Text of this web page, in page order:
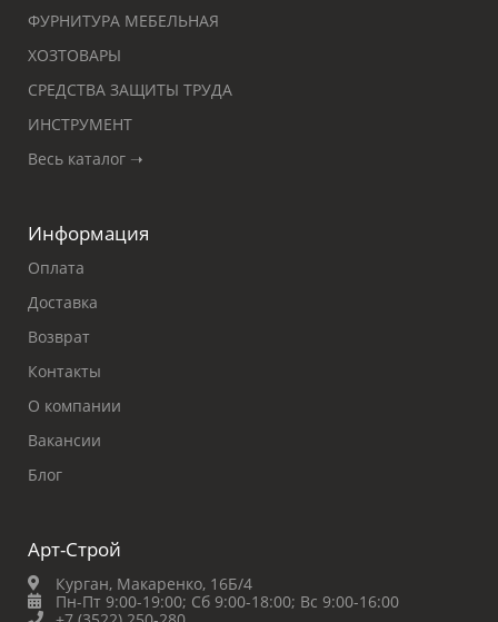
ФУРНИТУРА МЕБЕЛЬНАЯ
ХОЗТОВАРЫ
СРЕДСТВА ЗАЩИТЫ ТРУДА
ИНСТРУМЕНТ
Весь каталог ➝
Информация
Оплата
Доставка
Возврат
Контакты
О компании
Вакансии
Блог
Арт-Строй
Курган, Макаренко, 16Б/4
Пн-Пт 9:00-19:00; Сб 9:00-18:00; Вс 9:00-16:00